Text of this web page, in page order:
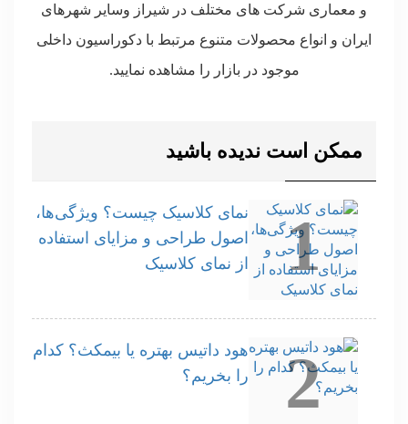
و معماری شرکت های مختلف در شیراز وسایر شهرهای
ایران و انواع محصولات متنوع مرتبط با دکوراسیون داخلی
موجود در بازار را مشاهده نمایید.
ممکن است ندیده باشید
1
نمای کلاسیک چیست؟ ویژگی‌ها،
اصول طراحی و مزایای استفاده
از نمای کلاسیک
2
هود داتیس بهتره یا بیمکث؟ کدام
را بخریم؟